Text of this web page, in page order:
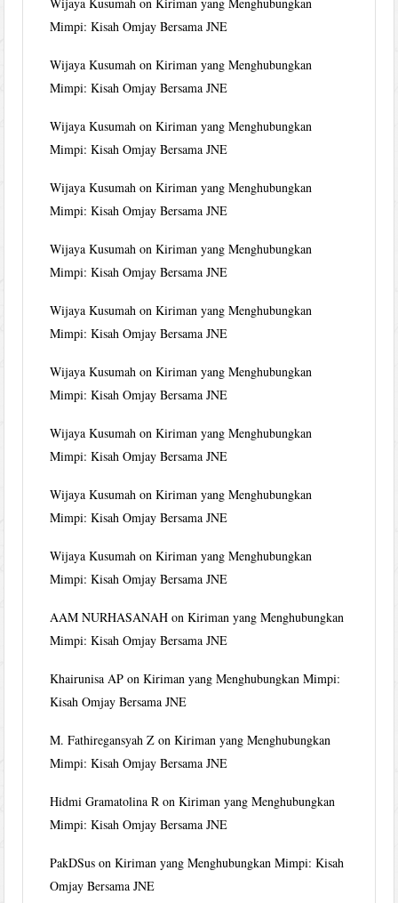
Mimpi: Kisah Omjay Bersama JNE
Wijaya Kusumah onKiriman yang Menghubungkan
Mimpi: Kisah Omjay Bersama JNE
Wijaya Kusumah onKiriman yang Menghubungkan
Mimpi: Kisah Omjay Bersama JNE
Wijaya Kusumah onKiriman yang Menghubungkan
Mimpi: Kisah Omjay Bersama JNE
Wijaya Kusumah onKiriman yang Menghubungkan
Mimpi: Kisah Omjay Bersama JNE
Wijaya Kusumah onKiriman yang Menghubungkan
Mimpi: Kisah Omjay Bersama JNE
Wijaya Kusumah onKiriman yang Menghubungkan
Mimpi: Kisah Omjay Bersama JNE
Wijaya Kusumah onKiriman yang Menghubungkan
Mimpi: Kisah Omjay Bersama JNE
Wijaya Kusumah onKiriman yang Menghubungkan
Mimpi: Kisah Omjay Bersama JNE
Wijaya Kusumah onKiriman yang Menghubungkan
Mimpi: Kisah Omjay Bersama JNE
AAM NURHASANAH onKiriman yang Menghubungkan
Mimpi: Kisah Omjay Bersama JNE
Khairunisa AP onKiriman yang Menghubungkan Mimpi:
Kisah Omjay Bersama JNE
M. Fathiregansyah Z onKiriman yang Menghubungkan
Mimpi: Kisah Omjay Bersama JNE
Hidmi Gramatolina R onKiriman yang Menghubungkan
Mimpi: Kisah Omjay Bersama JNE
PakDSus onKiriman yang Menghubungkan Mimpi: Kisah
Omjay Bersama JNE